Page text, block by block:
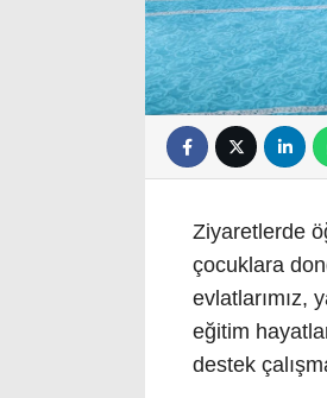
Ziyaretlerde
çocuklara
evlatlarımız,
eğitim
destek